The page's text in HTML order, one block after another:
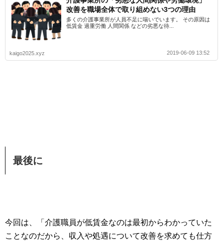
改善を職場全体で取り組めない3つの理由
多くの介護事業所が人員不足に喘いでいます。 その原因は
低賃金 過重労働 人間関係 などの劣悪な待...
kaigo2025.xyz 2019-06-09 13:52
最後に
今回は、「介護職員が低賃金なのは最初からわかっていた
ことなのだから、収入や処遇について改善を求めても仕方